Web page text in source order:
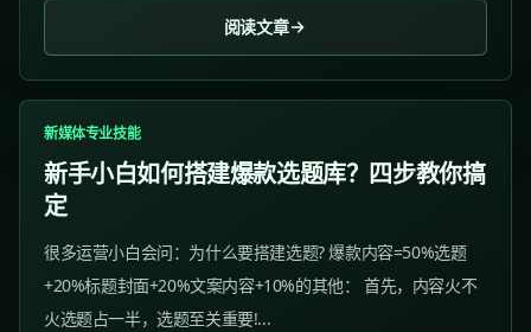
提高文案的说服力？ 长文案与短文案要怎么选？...
阅读文章
新媒体专业技能
新手小白如何搭建爆款选题库？四步教你搞
定
很多运营小白会问：为什么要搭建选题? 爆款内容=50%选题
+20%标题封面+20%文案内容+10%的其他： 首先，内容火不
火选题占一半，选题至关重要!...